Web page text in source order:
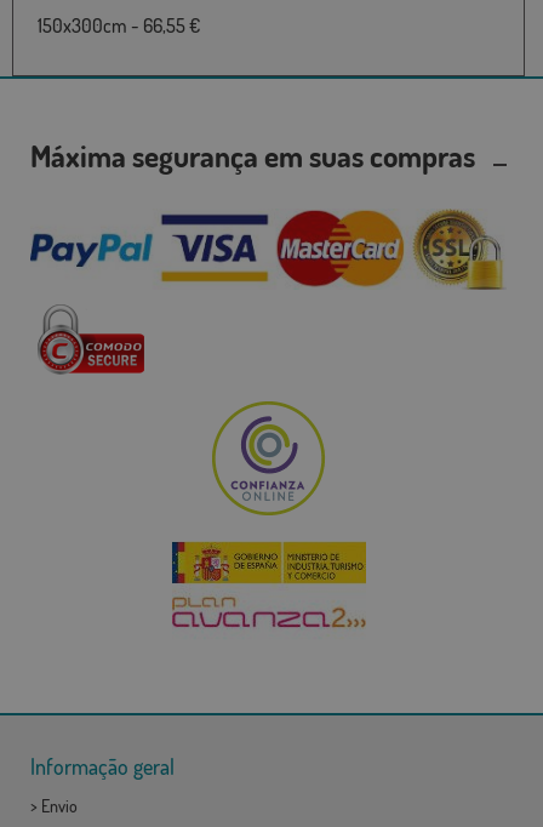
150x300cm - 66,55 €
Máxima segurança em suas compras
Informação geral
> Envio